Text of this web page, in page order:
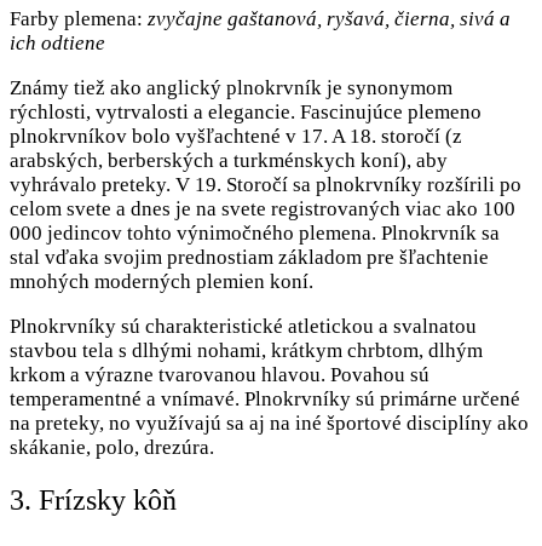
Farby plemena: zvyčajne gaštanová, ryšavá, čierna, sivá a
ich odtiene
Známy tiež ako anglický plnokrvník je synonymom
rýchlosti, vytrvalosti a elegancie. Fascinujúce plemeno
plnokrvníkov bolo vyšľachtené v 17. A 18. storočí (z
arabských, berberských a turkménskych koní), aby
vyhrávalo preteky. V 19. Storočí sa plnokrvníky rozšírili po
celom svete a dnes je na svete registrovaných viac ako 100
000 jedincov tohto výnimočného plemena. Plnokrvník sa
stal vďaka svojim prednostiam základom pre šľachtenie
mnohých moderných plemien koní.
Plnokrvníky sú charakteristické atletickou a svalnatou
stavbou tela s dlhými nohami, krátkym chrbtom, dlhým
krkom a výrazne tvarovanou hlavou. Povahou sú
temperamentné a vnímavé. Plnokrvníky sú primárne určené
na preteky, no využívajú sa aj na iné športové disciplíny ako
skákanie, polo, drezúra.
3. Frízsky kôň